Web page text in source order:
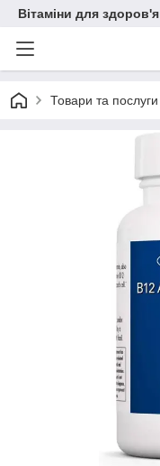
Вітаміни для здоров'я
Товари та послуги